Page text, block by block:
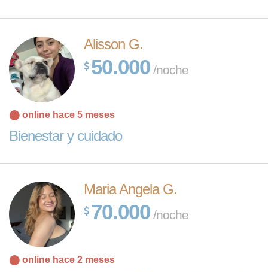
Alisson G.
50.000 /noche
⬤ online hace 5 meses
Bienestar y cuidado
Maria Angela G.
70.000 /noche
⬤ online hace 2 meses